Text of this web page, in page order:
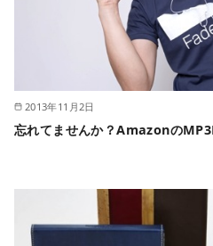
2013年11月2日
忘れてませんか？Amazonの